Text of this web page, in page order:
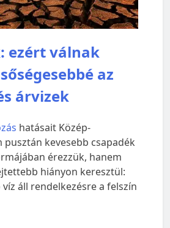
ezért válnak
az
árvizek
hatásait Közép-
pusztán kevesebb csapadék
érezzük, hanem
hiányon keresztül:
áll rendelkezésre a felszín